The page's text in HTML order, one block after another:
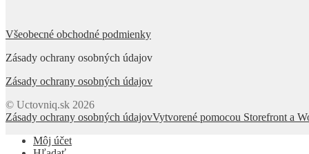
Všeobecné obchodné podmienky
Zásady ochrany osobných údajov
Zásady ochrany osobných údajov
© Uctovniq.sk 2026
Zásady ochrany osobných údajovVytvorené pomocou Storefront a
Môj účet